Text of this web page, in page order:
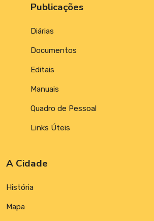
Publicações
Diárias
Documentos
Editais
Manuais
Quadro de Pessoal
Links Úteis
A Cidade
História
Mapa